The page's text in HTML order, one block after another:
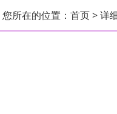
您所在的位置： 首页> 详